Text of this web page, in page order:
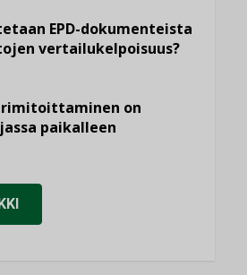
EPD-dokumenteista
vertailukelpoisuus?
on
paikalleen